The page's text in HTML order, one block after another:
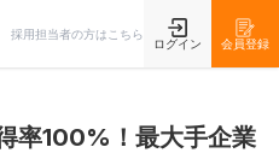
採用担当者の方はこちら
ログイン 会員登録
率100%！最大手企業